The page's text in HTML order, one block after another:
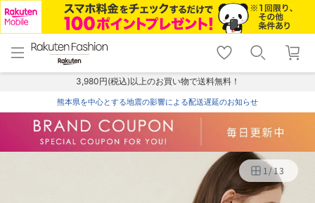
menu home
トップ
shopping_cart lock_outline
ログイン
3,980円(税込)以上のお買い物で送料無料！
熊本県を中心とする地震の影響による配送遅延のお知らせ
1/13